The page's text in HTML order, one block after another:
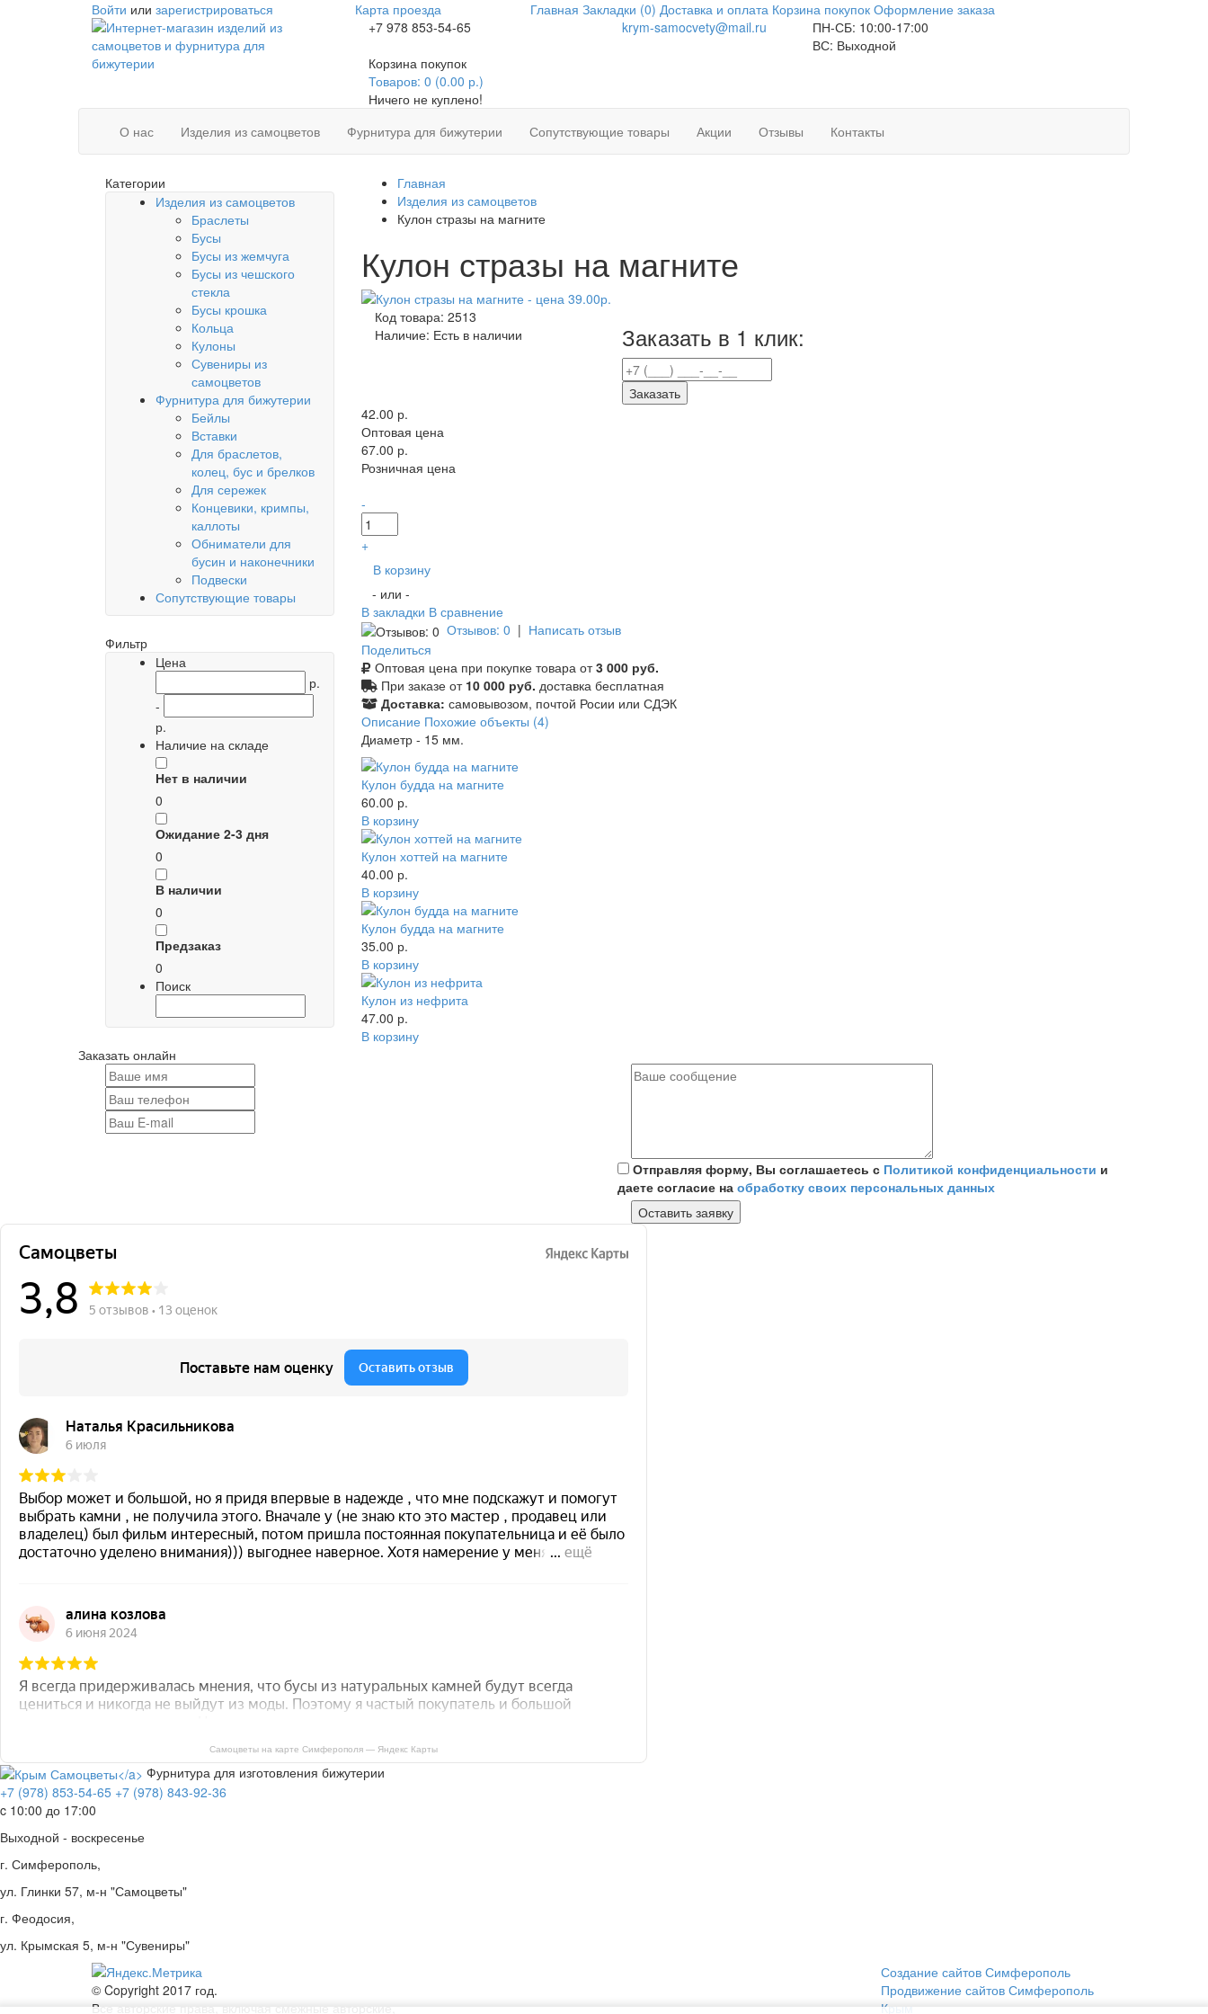
Войти или зарегистрироваться Карта проезда Главная Закладки (0) Доставка и оплата Корзина покупок Оформление заказа
+7 978 853-54-65
krym-samocvety@mail.ru
ПН-СБ: 10:00-17:00
ВС: Выходной
Корзина покупок
Товаров: 0 (0.00 р.)
Ничего не куплено!
О нас
Изделия из самоцветов Фурнитура для бижутерии Сопутствующие товары Акции Отзывы Контакты
Категории
Изделия из самоцветов
Браслеты
Бусы
Бусы из жемчуга
Бусы из чешского
стекла
Бусы крошка
Кольца
Кулоны
Сувениры из
самоцветов
Фурнитура для бижутерии
Бейлы
Вставки
Для браслетов,
колец, бус и брелков
Для сережек
Концевики, кримпы,
каллоты
Обниматели для
бусин и наконечники
Подвески
Сопутствующие товары
Фильтр
Цена
р.
-
р.
Наличие на складе
Нет в наличии
0
Ожидание 2-3 дня
0
В наличии
0
Предзаказ
0
Поиск
Главная
Изделия из самоцветов
Кулон стразы на магните
Кулон стразы на магните
Код товара: 2513
Наличие: Есть в наличии Заказать в 1 клик:
Заказать
42.00 р.
Оптовая цена
67.00 р.
Розничная цена
-
+
В корзину
- или -
В закладки В сравнение
Отзывов: 0 | Написать отзыв
Поделиться
Оптовая цена при покупке товара от3 000 руб.
При заказе от 10 000 руб. доставка бесплатная
Доставка: самовывозом, почтой Росии или СДЭК
Описание Похожие объекты (4)
Диаметр - 15 мм.
Кулон будда на магните
60.00 р.
В корзину
Кулон хоттей на магните
40.00 р.
В корзину
Кулон будда на магните
35.00 р.
В корзину
Кулон из нефрита
47.00 р.
В корзину
Заказать онлайн
Отправляя форму, Вы соглашаетесь с Политикой конфиденциальности и
даете согласие на обработку своих персональных данных
Самоцветы на карте Симферополя — Яндекс Карты
Фурнитура для изготовления бижутерии
+7 (978) 853-54-65 +7 (978) 843-92-36
c 10:00 до 17:00
Выходной - воскресенье
г. Симферополь,
ул. Глинки 57, м-н "Самоцветы"
г. Феодосия,
ул. Крымская 5, м-н "Сувениры"
© Copyright 2017 год.
Все авторские права, включая смежные авторские,
Создание сайтов Симферополь
Продвижение сайтов Симферополь
Крым